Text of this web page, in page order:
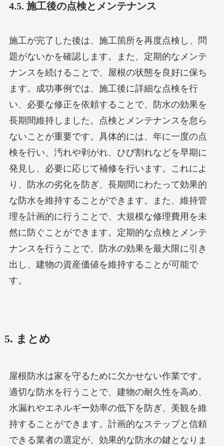
4.5. 施工後の点検とメンテナンス
施工が完了した後は、施工箇所を再度点検し、問
題がないかを確認します。また、定期的なメンテ
ナンスを続けることで、屋根の状態を良好に保ち
ます。成功事例では、施工後に詳細な点検を行
い、必要な修正を依頼することで、防水の効果を
長期間維持しました。点検とメンテナンスを怠ら
ないことが重要です。具体的には、年に一度の点
検を行い、汚れや剥がれ、ひび割れなどを早期に
発見し、必要に応じて補修を行います。これによ
り、防水の劣化を防ぎ、長期間にわたって効果的
な防水を維持することができます。また、維持管
理を計画的に行うことで、大規模な修理費用を未
然に防ぐことができます。定期的な点検とメンテ
ナンスを行うことで、防水の効果を最大限に引き
出し、建物の資産価値を維持することが可能で
す。
5. まとめ
屋根防水は家を守るために欠かせない作業です。
適切な防水を行うことで、建物の耐久性を高め、
水漏れやエネルギー効率の低下を防ぎ、美観を維
持することができます。計画的なステップと信頼
できる業者の選定が、効果的な防水の鍵となりま